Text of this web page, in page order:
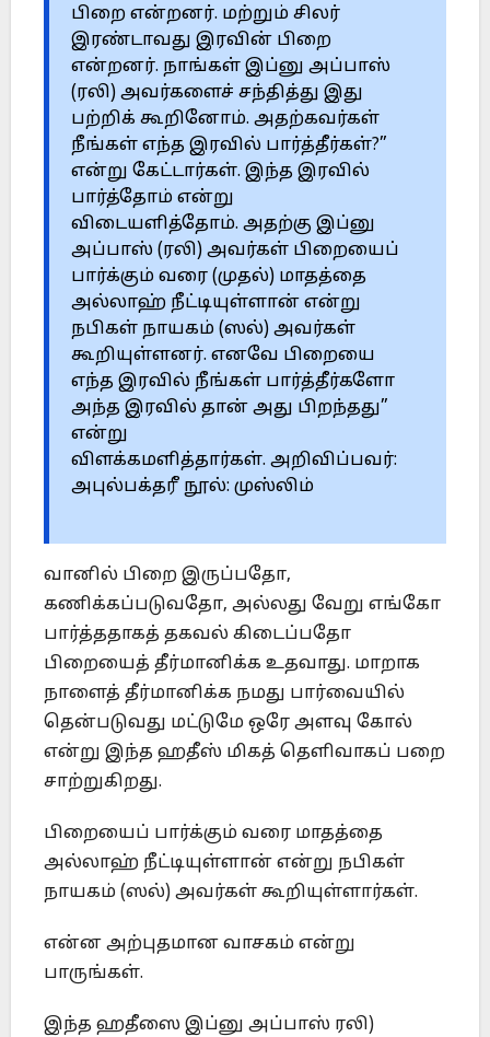
பிறை என்றனர். மற்றும் சிலர்
இரண்டாவது இரவின் பிறை
என்றனர். நாங்கள் இப்னு அப்பாஸ்
(ரலி) அவர்களைச் சந்தித்து இது
பற்றிக் கூறினோம். அதற்கவர்கள்
நீங்கள் எந்த இரவில் பார்த்தீர்கள்?”
என்று கேட்டார்கள். இந்த இரவில்
பார்த்தோம் என்று
விடையளித்தோம். அதற்கு இப்னு
அப்பாஸ் (ரலி) அவர்கள் பிறையைப்
பார்க்கும் வரை (முதல்) மாதத்தை
அல்லாஹ் நீட்டியுள்ளான் என்று
நபிகள் நாயகம் (ஸல்) அவர்கள்
கூறியுள்ளனர். எனவே பிறையை
எந்த இரவில் நீங்கள் பார்த்தீர்களோ
அந்த இரவில் தான் அது பிறந்தது”
என்று
விளக்கமளித்தார்கள். அறிவிப்பவர்:
அபுல்பக்தரீ நூல்: முஸ்லிம்
வானில் பிறை இருப்பதோ,
கணிக்கப்படுவதோ, அல்லது வேறு எங்கோ
பார்த்ததாகத் தகவல் கிடைப்பதோ
பிறையைத் தீர்மானிக்க உதவாது. மாறாக
நாளைத் தீர்மானிக்க நமது பார்வையில்
தென்படுவது மட்டுமே ஒரே அளவு கோல்
என்று இந்த ஹதீஸ் மிகத் தெளிவாகப் பறை
சாற்றுகிறது.
பிறையைப் பார்க்கும் வரை மாதத்தை
அல்லாஹ் நீட்டியுள்ளான் என்று நபிகள்
நாயகம் (ஸல்) அவர்கள் கூறியுள்ளார்கள்.
என்ன அற்புதமான வாசகம் என்று
பாருங்கள்.
இந்த ஹதீஸை இப்னு அப்பாஸ் ரலி)